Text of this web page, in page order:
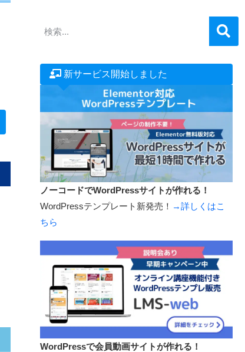
新サービス開始しました
ノーコードでWordPressサイトが作れる！
WordPressテンプレート新発売！ →詳しくはこ
ちら
WordPressで会員動画サイトが作れる！